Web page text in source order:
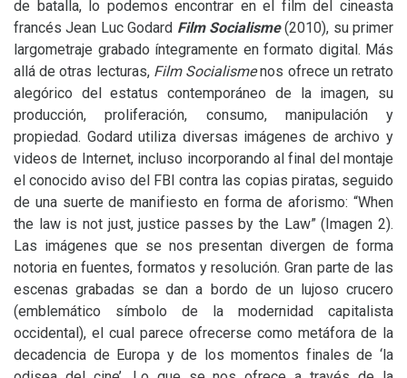
de batalla, lo podemos encontrar en el film del cineasta
francés Jean Luc Godard Film Socialisme(2010), su primer
largometraje grabado íntegramente en formato digital. Más
allá de otras lecturas, Film Socialismenos ofrece un retrato
alegórico del estatus contemporáneo de la imagen, su
producción, proliferación, consumo, manipulación y
propiedad. Godard utiliza diversas imágenes de archivo y
videos de Internet, incluso incorporando al final del montaje
el conocido aviso del FBI contra las copias piratas, seguido
de una suerte de manifiesto en forma de aforismo: “When
the law is not just, justice passes by the Law” (Imagen 2).
Las imágenes que se nos presentan divergen de forma
notoria en fuentes, formatos y resolución. Gran parte de las
escenas grabadas se dan a bordo de un lujoso crucero
(emblemático símbolo de la modernidad capitalista
occidental), el cual parece ofrecerse como metáfora de la
decadencia de Europa y de los momentos finales de ‘la